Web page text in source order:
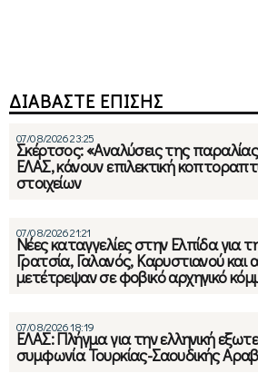
ΔΙΑΒΑΣΤΕ ΕΠΙΣΗΣ
07/08/2026 23:25
Σκέρτσος: «Αναλύσεις της
ΕΛΑΣ, κάνουν επιλεκτική
στοιχείων
07/08/2026 21:21
Νέες καταγγελίες στην Ελπίδα για
Γρατσία, Γαλανός, Καρυστιανού και
μετέτρεψαν σε φοβικό αρχηγικό
07/08/2026 18:19
ΕΛΑΣ: Πλήγμα για την ελληνική
συμφωνία Τουρκίας-Σαουδικής